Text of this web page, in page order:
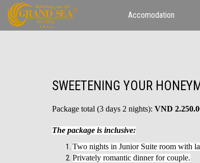
Accomodation
SWEETENING YOUR
Package total (3 days 2 nights): VND
The package is inclusive:
Two nights in Junior Suite room with
Privately romantic dinner for couple.